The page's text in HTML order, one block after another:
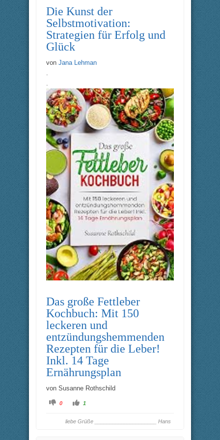
Die Kunst der
Selbstmotivation:
Strategien für Erfolg und
Glück
von Jana Lehman
Das große Fettleber
Kochbuch: Mit 150
leckeren und
entzündungshemmenden
Rezepten für die Leber!
Inkl. 14 Tage
Ernährungsplan
von Susanne Rothschild
A 0
A
n
i
1
liebe Grüße _____________________ Hans